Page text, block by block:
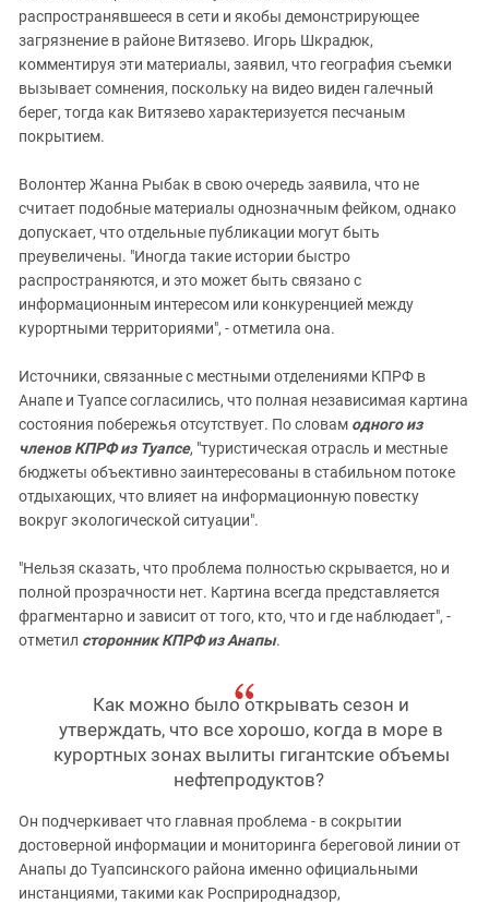
распространявшееся в сети и якобы демонстрирующее
загрязнение в районе Витязево. Игорь Шкрадюк,
комментируя эти материалы, заявил, что география съемки
вызывает сомнения, поскольку на видео виден галечный
берег, тогда как Витязево характеризуется песчаным
покрытием.
Волонтер Жанна Рыбак в свою очередь заявила, что не
считает подобные материалы однозначным фейком, однако
допускает, что отдельные публикации могут быть
преувеличены. "Иногда такие истории быстро
распространяются, и это может быть связано с
информационным интересом или конкуренцией между
курортными территориями", - отметила она.
Источники, связанные с местными отделениями КПРФ в
Анапе и Туапсе согласились, что полная независимая картина
состояния побережья отсутствует. По словам одного из
членов КПРФ из Туапсе, "туристическая отрасль и местные
бюджеты объективно заинтересованы в стабильном потоке
отдыхающих, что влияет на информационную повестку
вокруг экологической ситуации".
"Нельзя сказать, что проблема полностью скрывается, но и
полной прозрачности нет. Картина всегда представляется
фрагментарно и зависит от того, кто, что и где наблюдает", -
отметил сторонник КПРФ из Анапы.
Как можно было открывать сезон и
утверждать, что все хорошо, когда в море в
курортных зонах вылиты гигантские объемы
нефтепродуктов?
Он подчеркивает что главная проблема - в сокрытии
достоверной информации и мониторинга береговой линии от
Анапы до Туапсинского района именно официальными
инстанциями, такими как Росприроднадзор,